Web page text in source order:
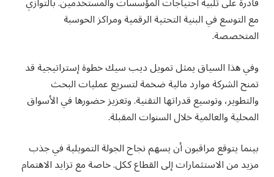
مع التوسع في البنية التحتية الرقمية ومراكز الحوسبة
المتخصصة.
وفي هذا السياق يمثل تمويل ديب سيك خطوة إستراتيجية قد
تمنح الشركة موارد مالية ضخمة لتسريع عمليات البحث
والتطوير، وتوسيع قدراتها التقنية. وتعزيز حضورها في الأسواق
المحلية والعالمية خلال السنوات المقبلة.
بينما يتوقع مراقبون أن يسهم نجاح الجولة التمويلية في جذب
مزيد من الاستثمارات إلى القطاع ككل. خاصة مع تزايد الاهتمام